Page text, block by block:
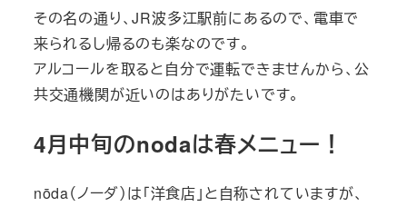
その名の通り、JR波多江駅前にあるので、電車で
来られるし帰るのも楽なのです。
アルコールを取ると自分で運転できませんから、公
共交通機関が近いのはありがたいです。
4月中旬のnodaは春メニュー！
nōda（ノーダ）は「洋食店」と自称されていますが、